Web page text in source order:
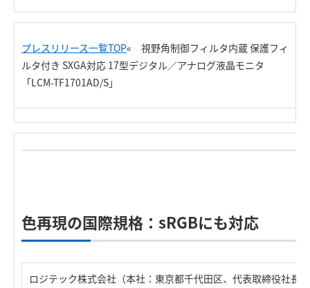
プレスリリース一覧TOP« 視野角制御フィルタ内蔵 保護フィ
ルタ付き SXGA対応 17型デジタル／アナログ液晶モニタ
「LCM-TF1701AD/S」
色再現の国際規格：sRGBにも対応
ロジテック株式会社（本社：東京都千代田区、代表取締役社長